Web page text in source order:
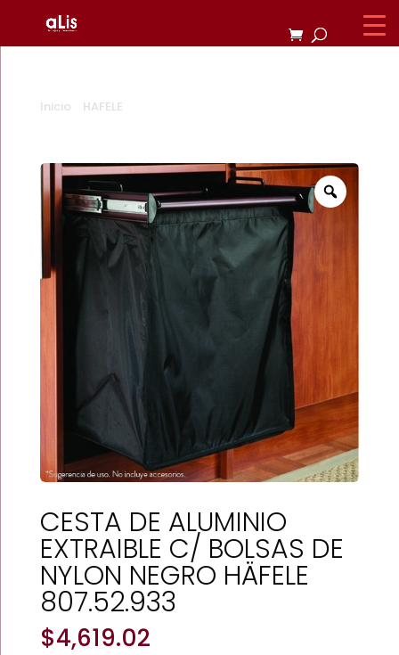
Inicio HAFELE
Zoom
CESTA DE ALUMINIO
EXTRAIBLE C/ BOLSAS DE
NYLON NEGRO HÄFELE
807.52.933
$4,619.02